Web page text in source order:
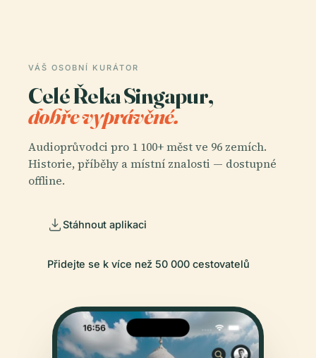
VÁŠ OSOBNÍ KURÁTOR
Celé Řeka Singapur,
dobře vyprávěné.
Audioprůvodci pro 1 100+ měst ve 96 zemích.
Historie, příběhy a místní znalosti — dostupné
offline.
Stáhnout aplikaci
Přidejte se k více než 50 000 cestovatelů